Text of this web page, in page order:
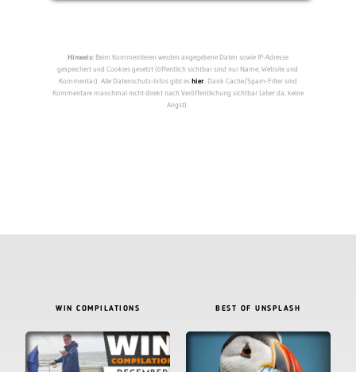
Hinweis:Beim Kommentieren werden angegebene Daten sowie IP-Adresse
gespeichert und Cookies gesetzt (öffentlich sichtbar sind nur Name, Website und
Kommentar). Alle Datenschutz-Infos gibt eshier. Dank Cache/Spam-Filter sind
Kommentare manchmal nicht direkt nach Veröffentlichung sichtbar (aber da, keine
Angst).
WIN COMPILATIONS BEST OF UNSPLASH